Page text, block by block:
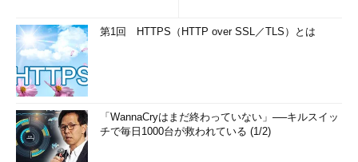
第1回 HTTPS（HTTP over SSL／TLS）とは
「WannaCryはまだ終わっていない」──キルスイッ
チで毎日1000台が救われている (1/2)